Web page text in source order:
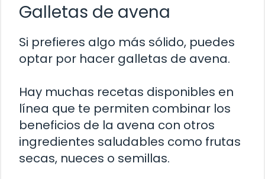
Galletas de avena
Si prefieres algo más sólido, puedes
optar por hacer galletas de avena.
Hay muchas recetas disponibles en
línea que te permiten combinar los
beneficios de la avena con otros
ingredientes saludables como frutas
secas, nueces o semillas.